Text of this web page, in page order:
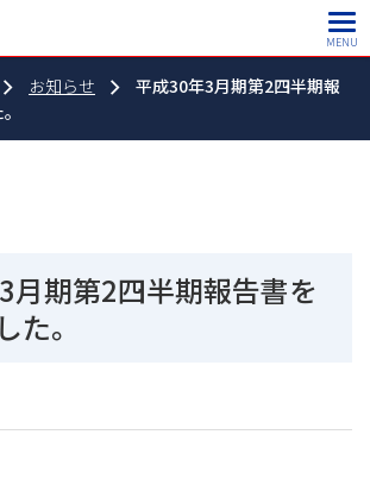
お知らせ
平成30年3月期第2四半期報
月期第2四半期報告書を
た。
MENU